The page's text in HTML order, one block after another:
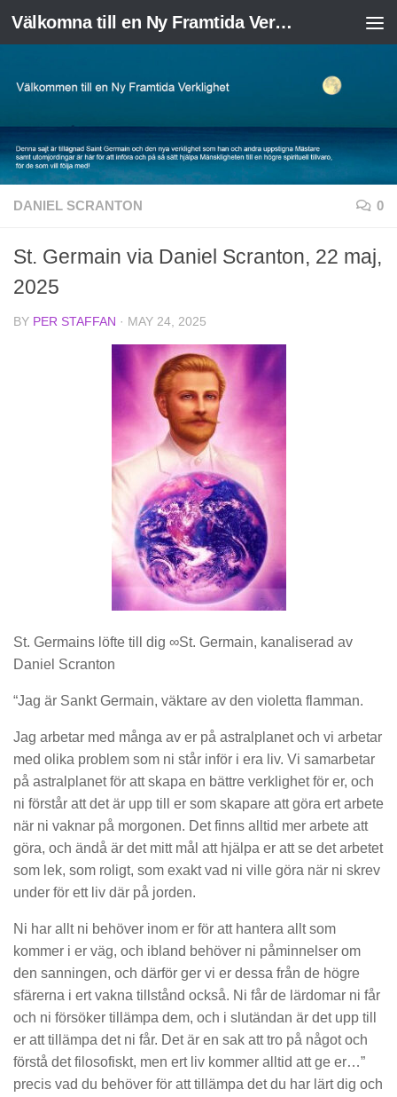
Skip to content Välkomna till en Ny Framtida Verklighet
DANIEL SCRANTON 0
St. Germain via Daniel Scranton, 22 maj,
2025
BY PER STAFFAN · MAY 24, 2025
St. Germains löfte till dig ∞St. Germain, kanaliserad av
Daniel Scranton
“Jag är Sankt Germain, väktare av den violetta flamman.
Jag arbetar med många av er på astralplanet och vi arbetar
med olika problem som ni står inför i era liv. Vi samarbetar
på astralplanet för att skapa en bättre verklighet för er, och
ni förstår att det är upp till er som skapare att göra ert arbete
när ni vaknar på morgonen. Det finns alltid mer arbete att
göra, och ändå är det mitt mål att hjälpa er att se det arbetet
som lek, som roligt, som exakt vad ni ville göra när ni skrev
under för ett liv där på jorden.
Ni har allt ni behöver inom er för att hantera allt som
kommer i er väg, och ibland behöver ni påminnelser om
den sanningen, och därför ger vi er dessa från de högre
sfärerna i ert vakna tillstånd också. Ni får de lärdomar ni får
och ni försöker tillämpa dem, och i slutändan är det upp till
er att tillämpa det ni får. Det är en sak att tro på något och
förstå det filosofiskt, men ert liv kommer alltid att ge er…”
precis vad du behöver för att tillämpa det du har lärt dig och